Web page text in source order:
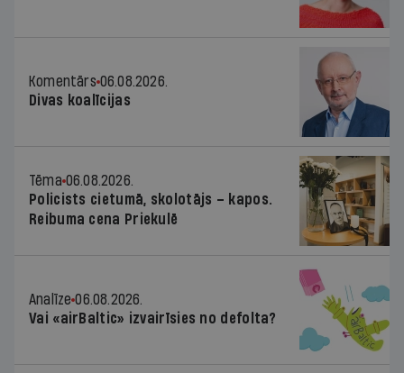
Komentārs 06.08.2026.
Divas koalīcijas
Tēma 06.08.2026.
Policists cietumā, skolotājs – kapos.
Reibuma cena Priekulē
Analīze 06.08.2026.
Vai «airBaltic» izvairīsies no defolta?